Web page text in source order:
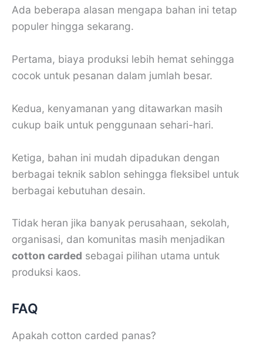
Ada beberapa alasan mengapa bahan ini tetap
populer hingga sekarang.
Pertama, biaya produksi lebih hemat sehingga
cocok untuk pesanan dalam jumlah besar.
Kedua, kenyamanan yang ditawarkan masih
cukup baik untuk penggunaan sehari-hari.
Ketiga, bahan ini mudah dipadukan dengan
berbagai teknik sablon sehingga fleksibel untuk
berbagai kebutuhan desain.
Tidak heran jika banyak perusahaan, sekolah,
organisasi, dan komunitas masih menjadikan
cotton carded sebagai pilihan utama untuk
produksi kaos.
FAQ
Apakah cotton carded panas?